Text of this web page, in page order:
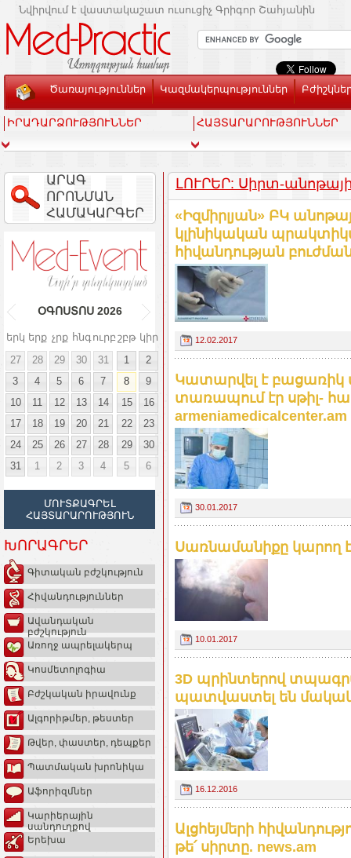
Նվիրվում է վաստակաշատ ուսուցիչ Գրիգոր Շահյանին
Ծառայություններ Կազմակերպություններ
ԻՐԱԴԱՐՁՈՒԹՅՈՒՆՆԵՐ ՀԱՅՏԱՐԱՐՈՒԹՅՈՒՆՆԵՐ
ԱՐԱԳ
ՈՐՈՆՄԱՆ
ՀԱՄԱԿԱՐԳԵՐ
ՕԳՈՍՏՈՍ 2026
երկ երք չրք հնգուրբ շբթ կիր
27
28 29 30 31 1
2
3
4 5 6 7 8
9
10
11 12 13 14 15
16
17
18 19 20 21 22
23
24
25 26 27 28 29
30
31
1 2 3 4 5 6
ՄՈՒՏՔԱԳՐԵԼ
ՀԱՅՏԱՐԱՐՈՒԹՅՈՒՆ
ԽՈՐԱԳՐԵՐ
Գիտական բժշկություն
Հիվանդություններ
Ավանդական
բժշկություն
Առողջ ապրելակերպ
Կոսմետոլոգիա
Բժշկական իրավունք
Ալգորիթմեր, թեստեր
Թվեր, փաստեր, դեպքեր
Պատմական խրոնիկա
Աֆորիզմներ
Կարիերային
սանդուղքով
Երեխա
ԼՈՒՐԵՐ: Սիրտ-
«Իզմիրլյան» ԲԿ
կլինիկական
հիվանդության
12.02.2017
Կատարվել է բացառիկ
տառապում էր սթիլ-
armeniamedicalcenter.am
30.01.2017
Սառնամանիքը կարող է
10.01.2017
3D պրինտերով
պատվաստել են մակակ-
16.12.2016
Ալցհեյմերի
թե՛ սիրտը. news.am